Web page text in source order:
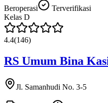
Beroperasi
Terverifikasi
Kelas D
4.4(146)
RS Umum Bina
Jl. Samanhudi No. 3-5